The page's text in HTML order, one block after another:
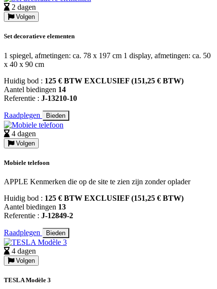
2 dagen
Volgen
Set decoratieve elementen
1 spiegel, afmetingen: ca. 78 x 197 cm 1 display, afmetingen: ca. 50
x 40 x 90 cm
Huidig bod : 125 € BTW EXCLUSIEF (151,25 € BTW)
Aantel biedingen 14
Referentie : J-13210-10
Raadplegen Bieden
4 dagen
Volgen
Mobiele telefoon
APPLE Kenmerken die op de site te zien zijn zonder oplader
Huidig bod : 125 € BTW EXCLUSIEF (151,25 € BTW)
Aantel biedingen 13
Referentie : J-12849-2
Raadplegen Bieden
4 dagen
Volgen
TESLA Modèle 3